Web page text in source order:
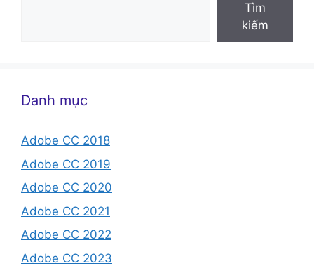
Tìm
kiếm
Danh mục
Adobe CC 2018
Adobe CC 2019
Adobe CC 2020
Adobe CC 2021
Adobe CC 2022
Adobe CC 2023